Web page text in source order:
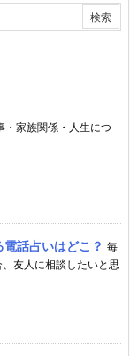
・家族関係・人生につ
話占いはどこ？ 毎
友人に相談したいと思